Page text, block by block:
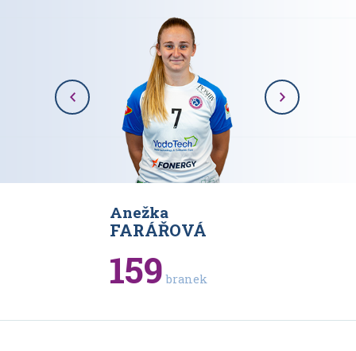
Anežka
FARÁŘOVÁ
159 branek